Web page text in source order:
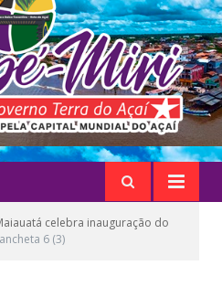
celebra inauguração do
6 (3)